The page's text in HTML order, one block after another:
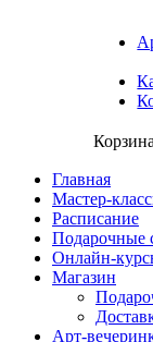
Корзина
Главная
Мастер-
Расписание
Подарочные
Онлайн-
Магазин
Арт-